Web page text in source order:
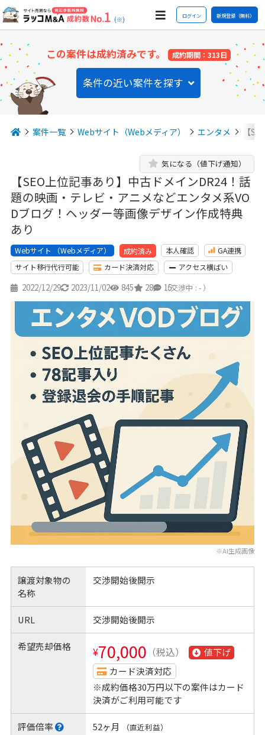
(※) ログイン 新規登録（無料）
この案件は成約済みです。 成約期間：313日
条件の近い案件を探す
案件一覧 Webサイト（Webメディア） エンタメ 【
【SEO上位記事あり】中古ドメインDR24！話
題の映画・テレビ・アニメなどエンタメ系VO
Dブログ！ヘッダー等画像デザイン作成特典
あり
気になる（値下げ通知）
Webサイト （Webメディア） 成約済み 本人確認
GA連携
サイト移行代行可能
カード決済対応 アクセス横ばい
2022/12/29 2023/11/02 845 28 15
（交渉中 : - ）
※AI生成画像
譲渡対象物の
名称
交渉開始後開示
URL 交渉開始後開示
希望売却価格 ¥70,000 （税込）
値下げ
カード決済対応
※成約価格30万円以下の案件はカード
決済がご利用可能です
評価倍率 52ヶ月 （直近利益）